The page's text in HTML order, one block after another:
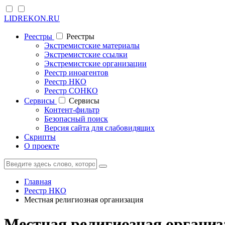
LIDREKON.RU
Реестры
Реестры
Экстремистские материалы
Экстремистские ссылки
Экстремистские организации
Реестр иноагентов
Реестр НКО
Реестр СОНКО
Cервисы
Cервисы
Контент-фильтр
Безопасный поиск
Версия сайта для слабовидящих
Скрипты
О проекте
Главная
Реестр НКО
Местная религиозная организация